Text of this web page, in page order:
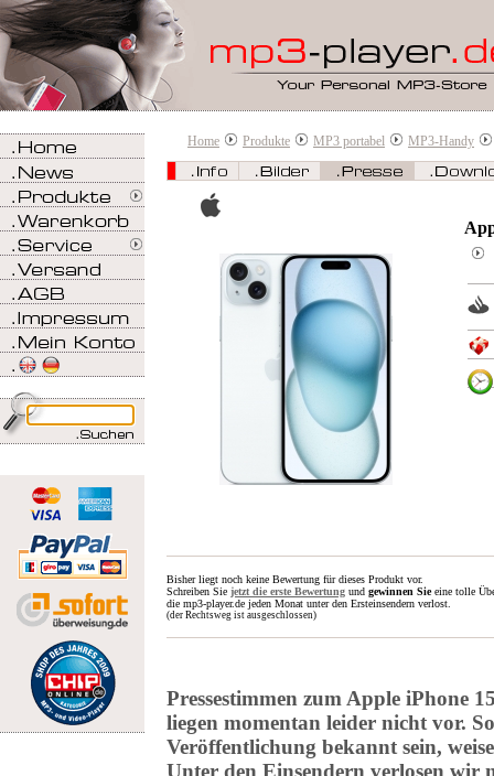
Home Produkte MP3 portabel MP3-Handy
Bisher liegt noch keine Bewertung für dieses Produkt vor.
Schreiben Sie jetzt die erste Bewertung und gewinnen Sieeine tolle
die mp3-player.de jeden Monat unter den Ersteinsendern verlost.
(der Rechtsweg ist ausgeschlossen)
Pressestimmen zum Apple iPhone
liegen momentan leider nicht vor.
Veröffentlichung bekannt sein,
Unter den Einsendern verlosen wir